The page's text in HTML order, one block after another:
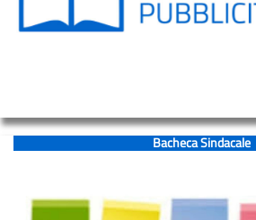
Sede
MONTAGNA
–
“Caduti
Bacheca Sindacale